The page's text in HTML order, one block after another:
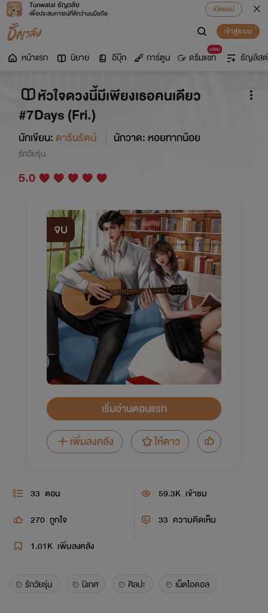
Tunwalai ธัญวลัย
เพื่อประสบการณ์ที่ดีกว่าบนมือถือ
เปิดแอป
เข้าสู่ระบบ
หน้าแรก นิยาย อีบุ๊ก การ์ตูน
มาใหม่
ดรีมแชท ธัญลิสต์
หัวใจดวงนี้มีเพียงเธอคนเดียว
#7Days (Fri.)
นักเขียน: ดารินรัตน์ นักวาด: หอยทากน้อย
รักวัยรุ่น
5.0
จบ
เริ่มอ่านตอนแรก
เพิ่มลงคลัง
ให้ดาว
33 ตอน 59.3K เข้าชม
270 ถูกใจ 33 ความคิดเห็น
1.01K เพิ่มลงคลัง
รักวัยรุ่น นิเทศ ศิลปะ เน็ตไอดอล